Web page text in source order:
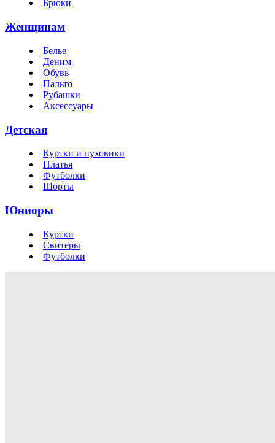
Брюки
Женщинам
Белье
Деним
Обувь
Пальто
Рубашки
Аксессуары
Детская
Куртки и пуховики
Платья
Футболки
Шорты
Юниоры
Куртки
Свитеры
Футболки